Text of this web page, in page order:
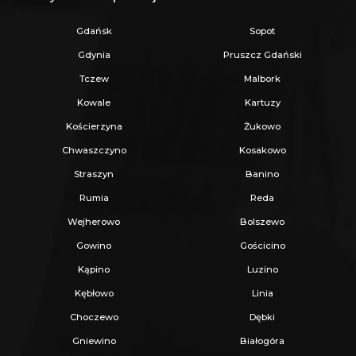
- intensywność zabudowy: do 0,50,
- minimum 40% powierzchni biologicznie
czynnej,
- minimalna powierzchnia nowo wydzielanej
działki: 1000 m² (nie dotyczy działek pod drogi,
infrastrukturę lub powiększenie sąsiednich
nieruchomości),
Linie zabudowy:
- zabudowę należy sytuować w odległości min.
6 m od dróg,
- od terenów leśnych obowiązuje odsunięcie
min. 12 m,
- od pozostałych granic - zgodnie z przepisami
Gdańsk Sopot
Gdynia Pruszcz Gdański
Tczew Malbork
Kowale Kartuzy
Kościerzyna Żukowo
Chwaszczyno Kosakowo
Straszyn Banino
Rumia Reda
Wejherowo Bolszewo
Gowino Gościcino
Kąpino Luzino
Kębłowo Linia
Choczewo Dębki
Gniewino Białogóra